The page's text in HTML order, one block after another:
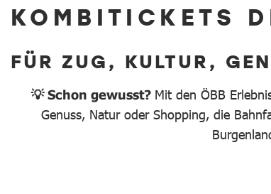
KOMBITICKETS
FÜR ZUG, KULTUR,
💡 Schon gewusst? Mit den ÖBB
Genuss, Natur oder Shopping, die